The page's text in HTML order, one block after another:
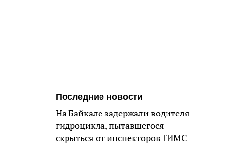
Последние новости
На Байкале задержали водителя
гидроцикла, пытавшегося
скрыться от инспекторов ГИМС